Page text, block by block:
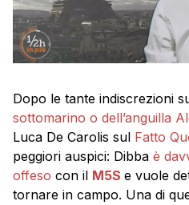
Dopo le tante indiscrezioni
sottomarino o dell’anguilla
Luca De Carolis sul Fatto
peggiori auspici: Dibba è
offeso con il M5S e vuole
tornare in campo. Una di